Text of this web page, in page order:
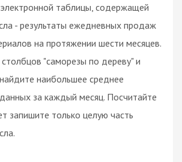
таблицы, содержащей
- результаты ежедневных продаж
на протяжении шести месяцев.
"саморезы по дереву" и
наибольшее среднее
за каждый месяц. Посчитайте
запишите только целую часть